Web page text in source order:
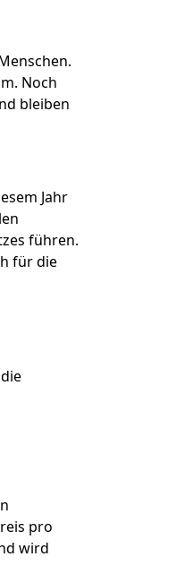
Noch
bleiben
Jahr
führen.
für die
pro
wird